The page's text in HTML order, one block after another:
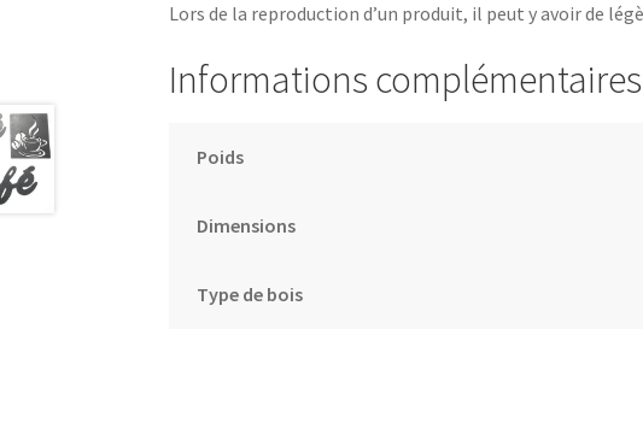
Lors de la reproduction d’un produit, il peut y avoir de
Informations complémentaires
Poids
Dimensions
Type de bois